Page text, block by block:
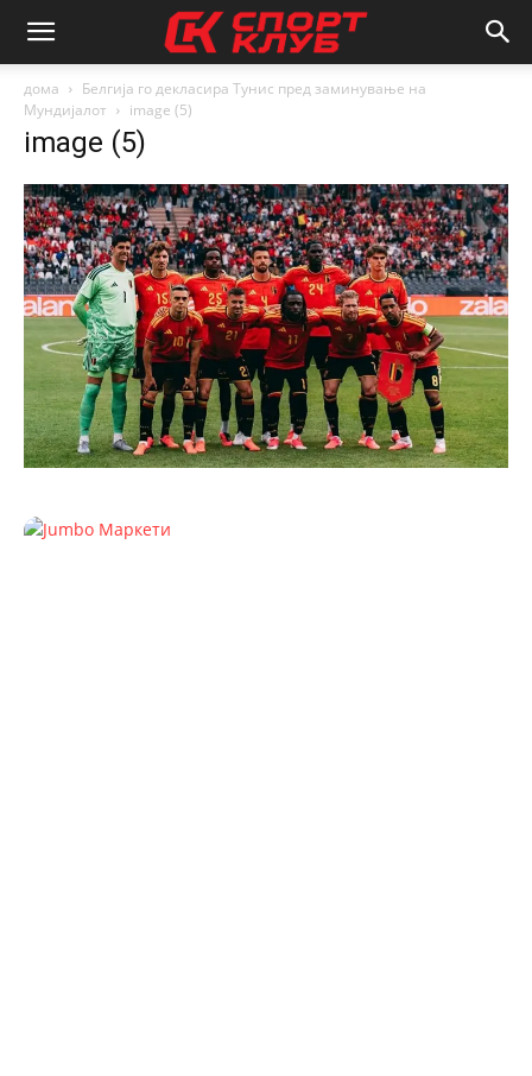
дома
Белгија го декласира Тунис пред заминување на
Мундијалот
image (5)
image (5)